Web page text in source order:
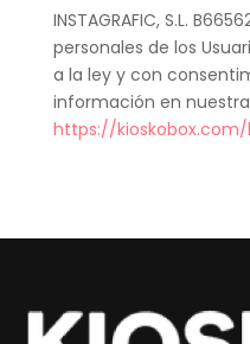
INSTAGRAFIC, S.L.
personales de los
a la ley y con
información en nuestra
https://